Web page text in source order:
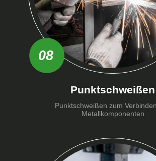
08
Punktschweißen
Punktschweißen zum
Metallkomponenten